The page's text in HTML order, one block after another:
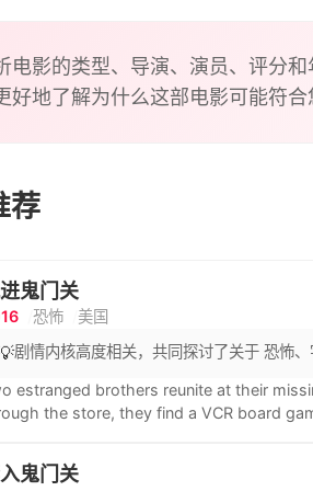
电影的类型、导演、演员、评分
好地了解为什么这部电影可能符合
荐
鬼门关
恐怖 美国
剧情内核高度相关，共同探讨了关于 恐怖
estranged brothers reunite at their
the store, they find a VCR board
鬼门关